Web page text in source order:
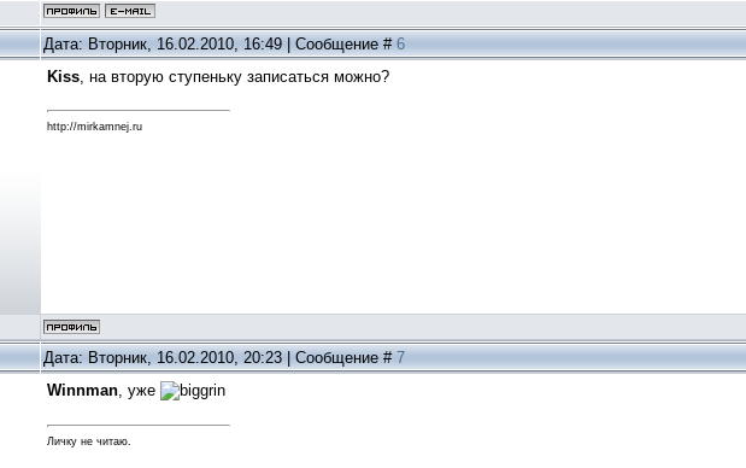
Дата: Вторник, 16.02.2010, 16:49 | Сообщение # 6
Kiss, на вторую ступеньку записаться можно?
http://mirkamnej.ru
Дата: Вторник, 16.02.2010, 20:23 | Сообщение # 7
Winnman, уже
Личку не читаю.